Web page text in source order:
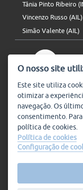
Tânia Pinto Ribeiro
Vincenzo Russo (AIL)
Simão Valente (AIL)
Subscrever
Condições de
O nosso site
Este site utiliza
otimizar a
navegação. Os
consentimento.
política decookies
Política de cookies
Configuração de